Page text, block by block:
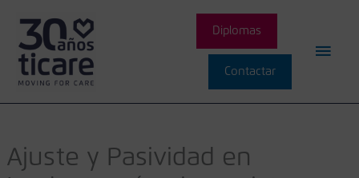
contenido
Diplomas
Contactar
Ajuste y Pasividad en